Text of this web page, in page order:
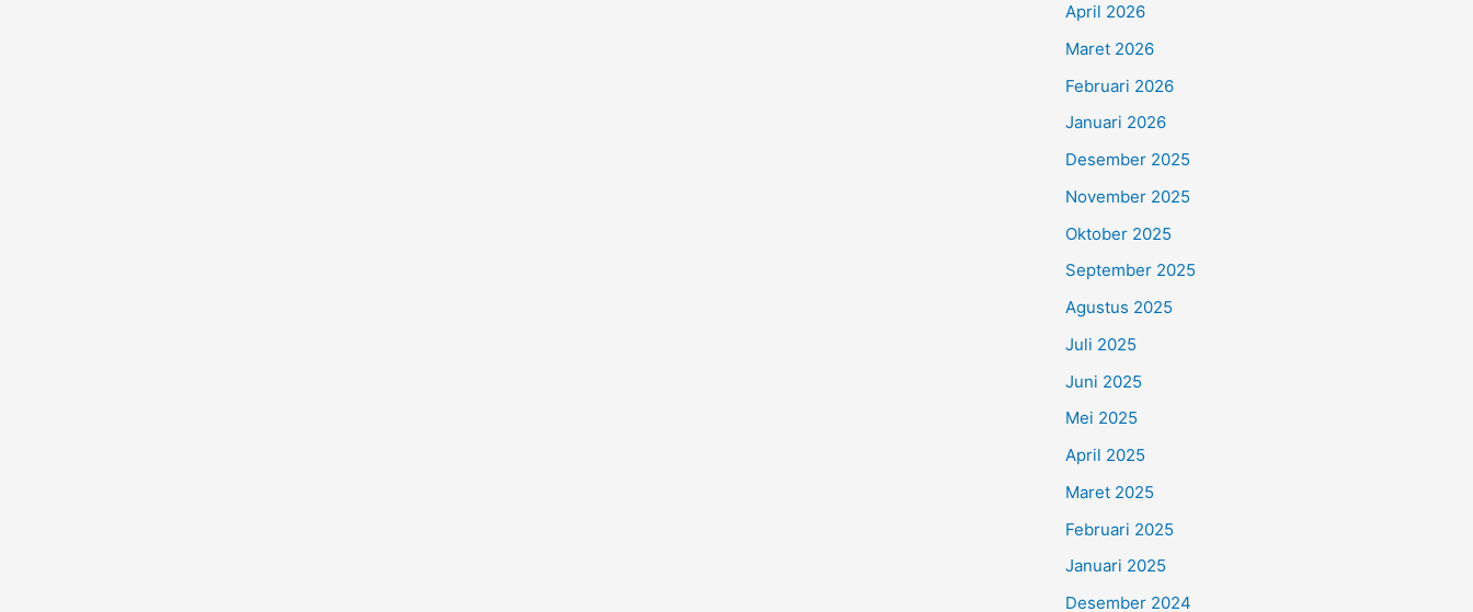
April 2026
Maret 2026
Februari 2026
Januari 2026
Desember 2025
November 2025
Oktober 2025
September 2025
Agustus 2025
Juli 2025
Juni 2025
Mei 2025
April 2025
Maret 2025
Februari 2025
Januari 2025
Desember 2024